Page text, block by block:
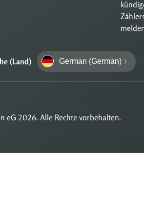
(Land) German (German)
eG 2026. Alle Rechte vorbehalten.